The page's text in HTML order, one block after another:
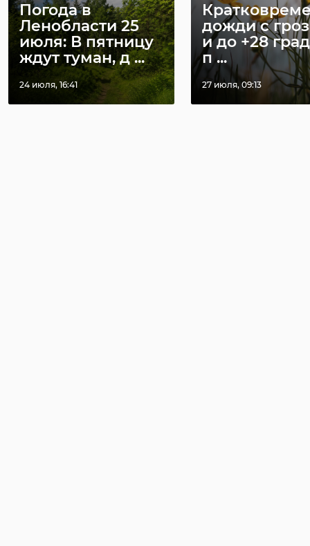
Погода в
Ленобласти 25
июля: В пятницу
ждут туман, д ...
24 июля, 16:41
дожди с
и до +28
п ...
27 июля, 09:13